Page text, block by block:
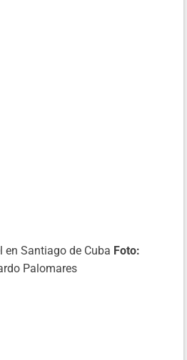
en Santiago de Cuba Foto:
Palomares